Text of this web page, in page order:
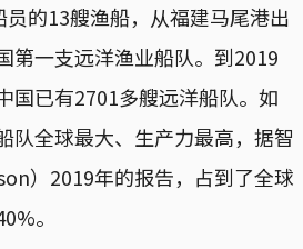
的13艘渔船，从福建马尾港出
第一支远洋渔业船队。到2019
国已有2701多艘远洋船队。如
队全球最大、生产力最高，据智
）2019年的报告，占到了全球
。